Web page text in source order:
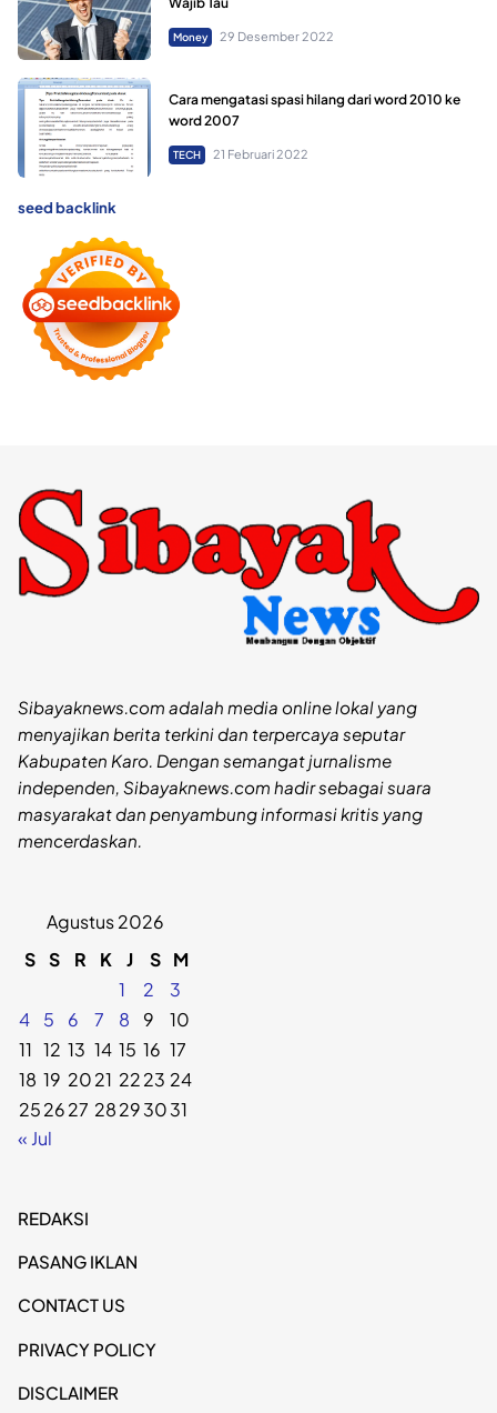
Money 29 Desember 2022
Cara mengatasi spasi hilang dari word 2010 ke
word 2007
TECH 21 Februari 2022
seed backlink
Sibayaknews.com adalah media online lokal yang
menyajikan berita terkini dan terpercaya seputar
Kabupaten Karo. Dengan semangat jurnalisme
independen, Sibayaknews.com hadir sebagai suara
masyarakat dan penyambung informasi kritis yang
mencerdaskan.
Agustus 2026
S S R K J S M
1
2
3
4
5 6 7 8 9
10
11 12 13 14 15 16 17
18 19 2021 2223 24
252627 28293031
« Jul
REDAKSI
PASANG IKLAN
CONTACT US
PRIVACY POLICY
DISCLAIMER